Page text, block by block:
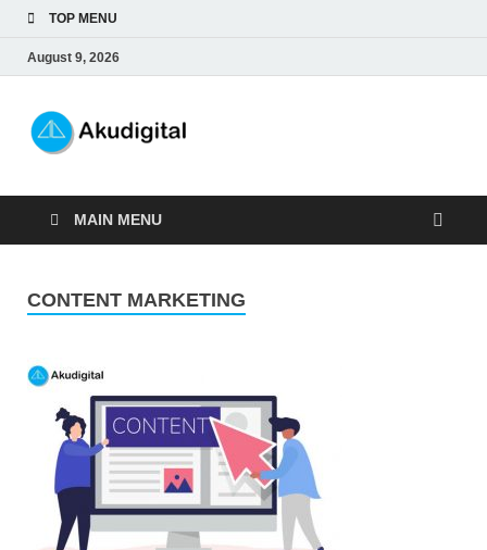
TOP MENU
August 9, 2026
MAIN MENU
CONTENT MARKETING